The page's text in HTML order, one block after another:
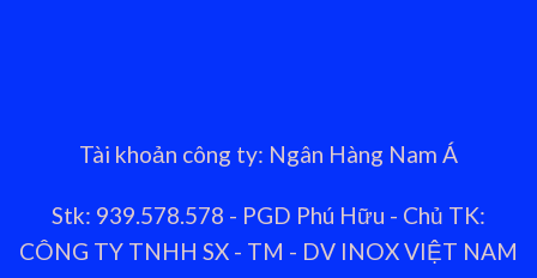
Tài khoản công ty: Ngân Hàng Nam Á
Stk: 939.578.578 - PGD Phú Hữu - Chủ TK:
CÔNG TY TNHH SX - TM - DV INOX VIỆT NAM